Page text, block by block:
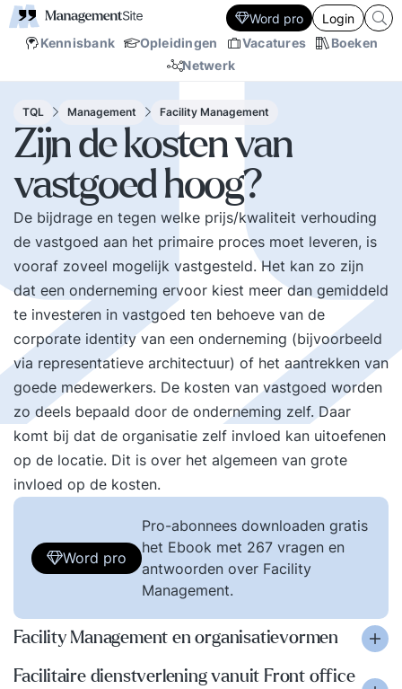
Kennisbank Opleidingen Vacatures
Boeken
Netwerk
Word pro Login
TQL Management Facility Management
Zijn de kosten van
vastgoed hoog?
De bijdrage en tegen welke prijs/kwaliteit verhouding
de vastgoed aan het primaire proces moet leveren, is
vooraf zoveel mogelijk vastgesteld. Het kan zo zijn
dat een onderneming ervoor kiest meer dan gemiddeld
te investeren in vastgoed ten behoeve van de
corporate identity van een onderneming (bijvoorbeeld
via representatieve architectuur) of het aantrekken van
goede medewerkers. De kosten van vastgoed worden
zo deels bepaald door de onderneming zelf. Daar
komt bij dat de organisatie zelf invloed kan uitoefenen
op de locatie. Dit is over het algemeen van grote
invloed op de kosten.
Word pro
Pro-abonnees downloaden gratis
het Ebook met 267 vragen en
antwoorden over Facility
Management.
Facility Management en organisatievormen
Facilitaire dienstverlening vanuit Front office